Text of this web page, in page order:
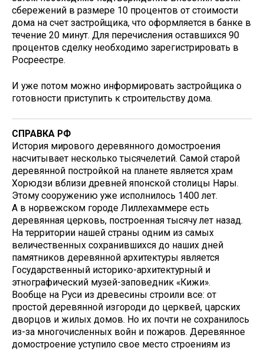
сбережений в размере 10 процентов от стоимости
дома на счет застройщика, что оформляется в банке в
течение 20 минут. Для перечисления оставшихся 90
процентов сделку необходимо зарегистрировать в
Росреестре.
И уже потом можно информировать застройщика о
готовности приступить к строительству дома.
СПРАВКА РФ
История мирового деревянного домостроения
насчитывает несколько тысячелетий. Самой старой
деревянной постройкой на планете является храм
Хорюдзи вблизи древней японской столицы Нары.
Этому сооружению уже исполнилось 1400 лет.
А в норвежском городе Лиллехаммере есть
деревянная церковь, построенная тысячу лет назад.
На территории нашей страны одним из самых
величественных сохранившихся до наших дней
памятников деревянной архитектуры является
Государственный историко-архитектурный и
этнографический музей-заповедник «Кижи».
Вообще на Руси из древесины строили все: от
простой деревянной изгороди до церквей, царских
дворцов и жилых домов. Но их почти не сохранилось
из-за многочисленных войн и пожаров. Деревянное
домостроение уступило свое место строениям из